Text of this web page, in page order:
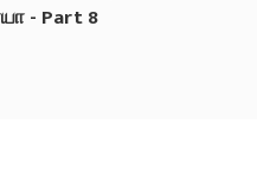
- Part 8